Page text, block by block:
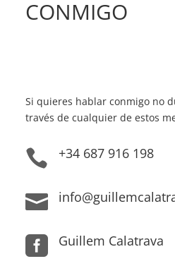
CONMIGO
Si quieres hablar conmigo no
través de cualquier de estos
 +34 687 916 198

 Guillem Calatrava